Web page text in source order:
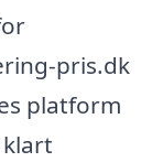
pris.dk
platform